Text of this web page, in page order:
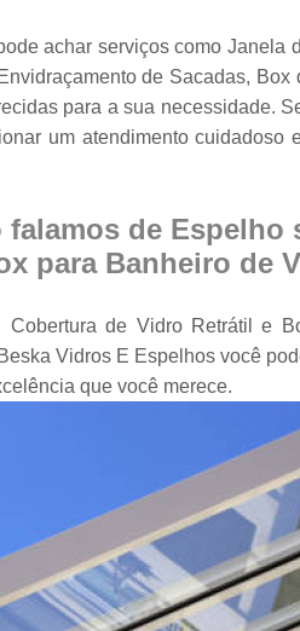
achar serviços como Janela
de Sacadas, Box
para a sua necessidade.
um atendimento cuidadoso
de Espelho
para Banheiro de
de Vidro Retrátil e
Vidros E Espelhos você
que você merece.